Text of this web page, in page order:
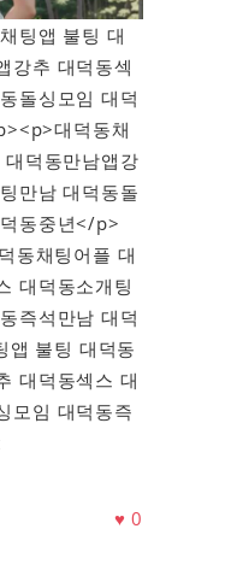
팅앱 불팅 대
강추 대덕동섹
돌싱모임 대덕
대덕동채
덕동만남앱강
만남 대덕동돌
동중년</p>
동채팅어플 대
대덕동소개팅
즉석만남 대덕
앱 불팅 대덕동
대덕동섹스 대
모임 대덕동즉
♥0